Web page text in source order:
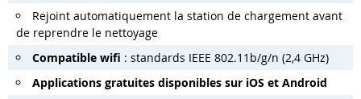
Rejoint automatiquement la station de chargement avant
de reprendre le nettoyage
Compatible wifi : standards IEEE 802.11b/g/n (2,4 GHz)
Applications gratuites disponibles sur iOS et Android